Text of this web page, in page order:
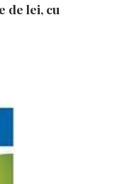
de lei, cu